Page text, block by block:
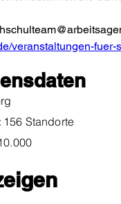
veranstaltungen-fuer-
156 Standorte